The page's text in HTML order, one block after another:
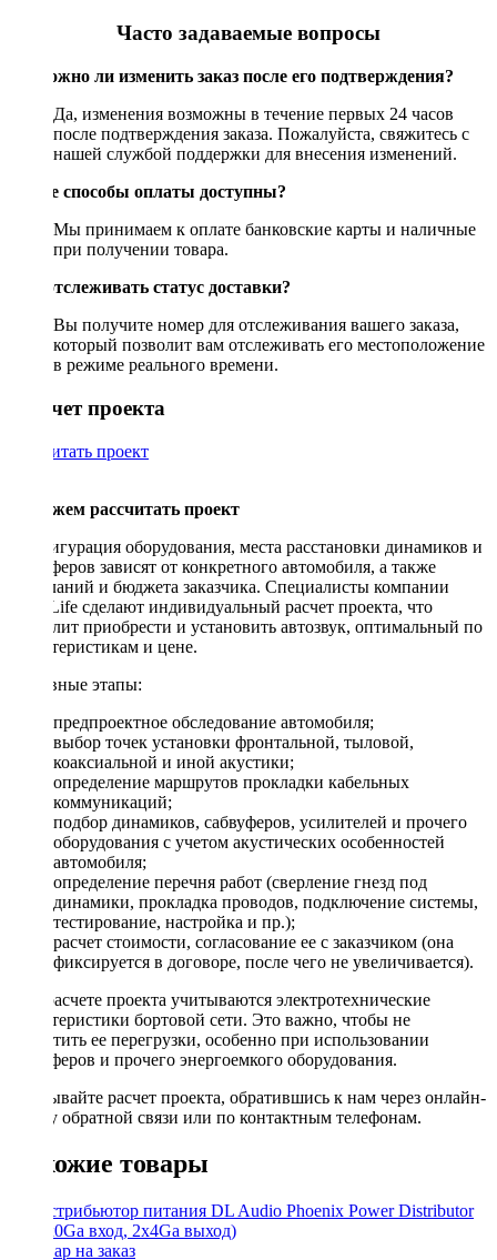
Часто задаваемые вопросы
Возможно ли изменить заказ после его подтверждения?
Да, изменения возможны в течение первых 24 часов
после подтверждения заказа. Пожалуйста, свяжитесь с
нашей службой поддержки для внесения изменений.
Какие способы оплаты доступны?
Мы принимаем к оплате банковские карты и наличные
при получении товара.
Как отслеживать статус доставки?
Вы получите номер для отслеживания вашего заказа,
который позволит вам отслеживать его местоположение
в режиме реального времени.
Рассчет проекта
Рассчитать проект
Поможем рассчитать проект
Конфигурация оборудования, места расстановки динамиков и
сабвуферов зависят от конкретного автомобиля, а также
пожеланий и бюджета заказчика. Специалисты компании
DriveLife сделают индивидуальный расчет проекта, что
позволит приобрести и установить автозвук, оптимальный по
характеристикам и цене.
Основные этапы:
предпроектное обследование автомобиля;
выбор точек установки фронтальной, тыловой,
коаксиальной и иной акустики;
определение маршрутов прокладки кабельных
коммуникаций;
подбор динамиков, сабвуферов, усилителей и прочего
оборудования с учетом акустических особенностей
автомобиля;
определение перечня работ (сверление гнезд под
динамики, прокладка проводов, подключение системы,
тестирование, настройка и пр.);
расчет стоимости, согласование ее с заказчиком (она
фиксируется в договоре, после чего не увеличивается).
При расчете проекта учитываются электротехнические
характеристики бортовой сети. Это важно, чтобы не
допустить ее перегрузки, особенно при использовании
сабвуферов и прочего энергоемкого оборудования.
Заказывайте расчет проекта, обратившись к нам через онлайн-
форму обратной связи или по контактным телефонам.
Похожие товары